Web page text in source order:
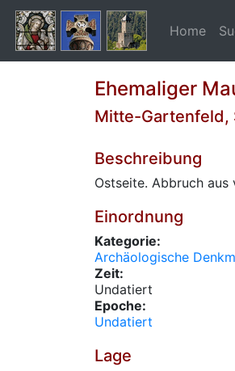
Home
Ehemaliger
Mitte-Gartenfeld,
Beschreibung
Ostseite. Abbruch aus
Einordnung
Kategorie:
Archäologische
Zeit:
Undatiert
Epoche:
Undatiert
Lage